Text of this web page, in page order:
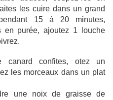
les cuire dans un grand
15 à 20 minutes,
en purée, ajoutez 1 louche
canard confites, otez un
les morceaux dans un plat
une noix de graisse de